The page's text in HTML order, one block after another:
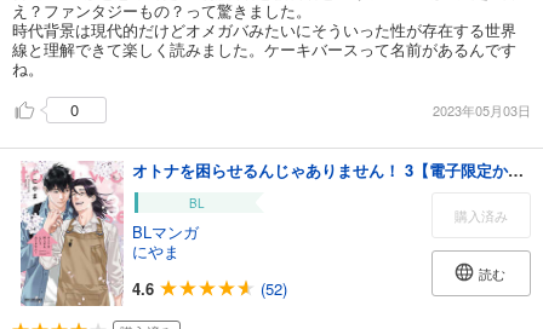
え？ファンタジーもの？って驚きました。
時代背景は現代的だけどオメガバみたいにそういった性が存在する世界
線と理解できて楽しく読みました。ケーキバースって名前があるんです
ね。
0
2023年05月03日
オトナを困らせるんじゃありません！ 3【電子限定かきおろし付】
BL
BLマンガ
にやま
4.6
(52)
購入済み
読む